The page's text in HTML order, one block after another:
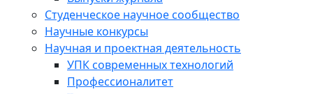
Студенческое научное сообщество
Научные конкурсы
Научная и проектная деятельность
УПК современных технологий
Профессионалитет